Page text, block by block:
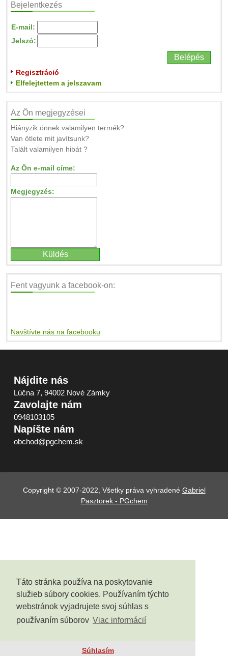
Táto stránka používa na poskytovanie
služieb súbory cookies. Používaním týchto
webstránok vyjadrujete svoj súhlas s
používaním súborov Viac informácií
Súhlasím
Bejelentkezés
E-mail:
Jelszó:
Regisztráció
Elfelejtettem a jelszavam
Az Ön megjegyzései
Hiányzik önnek valamilyen termék?
Van ötlete mit javítsunk?
Talált valamilyen hibát ?
Az Ön e-mail címe:
Megjegyzés:
Fent vagyunk a facebook-on:
Navštívte nás na facebooku
Nájdite nás
Lúčna 7, 94002 Nové Zámky
Zavolajte nám
0948103105
Napíšte nám
obchod@pgchem.sk
Copyright © 2007-2022, Všetky práva vyhradené Gabriel
Pasztorek - PGchem